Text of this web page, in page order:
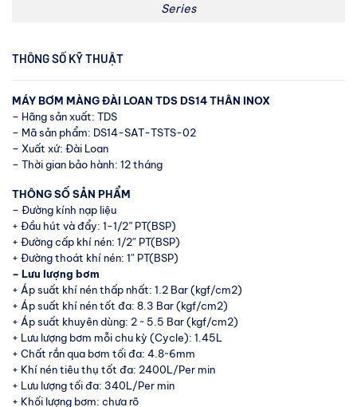
Series
THÔNG SỐ KỸ THUẬT
MÁY BƠM MÀNG ĐÀI LOAN TDS DS14 THÂN INOX
– Hãng sản xuất: TDS
– Mã sản phẩm: DS14-SAT-TSTS-02
– Xuất xứ: Đài Loan
– Thời gian bảo hành: 12 tháng
THÔNG SỐ SẢN PHẨM
– Đường kính nạp liệu
+ Đầu hút và đẩy: 1-1/2” PT(BSP)
+ Đường cấp khí nén: 1/2″ PT(BSP)
+ Đường thoát khí nén: 1″ PT(BSP)
– Lưu lượng bơm
+ Áp suất khí nén thấp nhất: 1.2 Bar (kgf/cm2)
+ Áp suất khí nén tốt đa: 8.3 Bar (kgf/cm2)
+ Áp suất khuyên dùng: 2 ~ 5.5 Bar (kgf/cm2)
+ Lưu lượng bơm mỗi chu kỳ (Cycle): 1.45L
+ Chất rắn qua bơm tối đa: 4.8~6mm
+ Khí nén tiêu thụ tốt đa: 2400L/Per min
+ Lưu lượng tối đa: 340L/Per min
+ Khối lượng bơm: chưa rõ